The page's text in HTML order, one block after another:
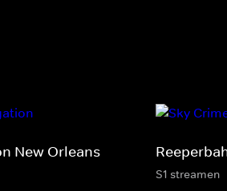
New Orleans
S1 streamen